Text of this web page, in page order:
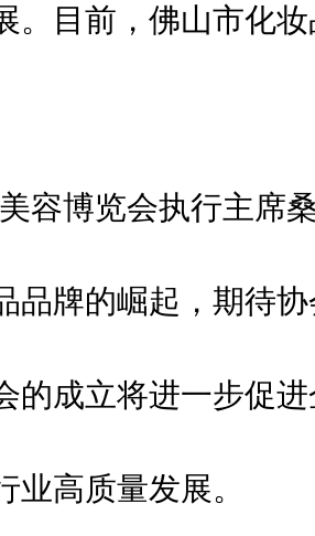
。目前，佛山市化
容博览会执行主席
品牌的崛起，期待
的成立将进一步促
业高质量发展。